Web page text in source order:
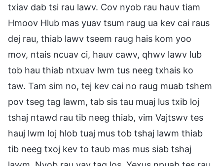
txiav dab tsi rau lawv. Cov nyob rau hauv tiam
Hmoov Hlub mas yuav tsum raug ua kev cai raus
dej rau, thiab lawv tseem raug hais kom yoo
mov, ntais ncuav ci, hauv cawv, qhwv lawv lub
tob hau thiab ntxuav lwm tus neeg txhais ko
taw. Tam sim no, tej kev cai no raug muab tshem
pov tseg tag lawm, tab sis tau muaj lus txib loj
tshaj ntawd rau tib neeg thiab, vim Vajtswv tes
hauj lwm loj hlob tuaj mus tob tshaj lawm thiab
tib neeg txoj kev to taub mas mus siab tshaj